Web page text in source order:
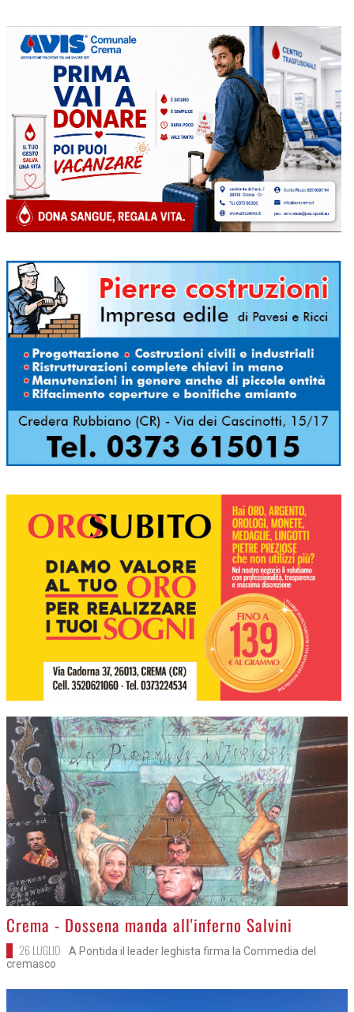
>
Crema - Dossena manda all'inferno Salvini
26 LUGLIO
A Pontida il leader leghista firma la Commedia del
cremasco